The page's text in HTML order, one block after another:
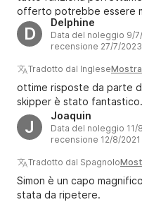
offerto potrebbe essere
bassa qualità. A parte
D
Delphine
Data del noleggio 9/
recensione 27/7/2023
Tradotto dal Inglese
ottime risposte da parte
skipper è stato
J
Joaquin
Data del noleggio 11/
recensione 12/8/2021
Tradotto dal Spagnolo
Simon è un capo
stata da ripetere.